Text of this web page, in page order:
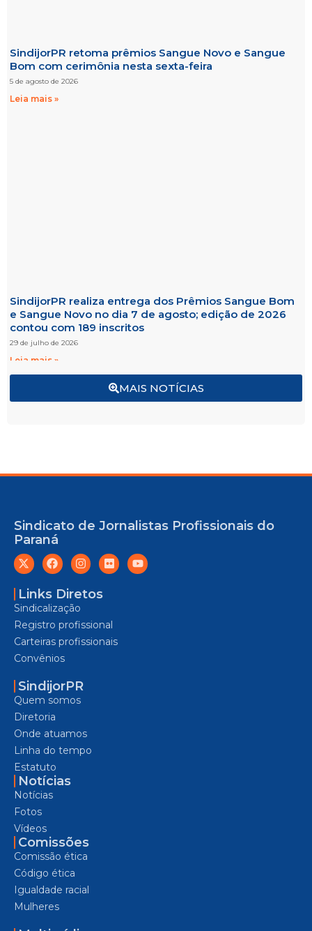
MAIS NOTÍCIAS
SindijorPR retoma prêmios Sangue Novo e Sangue
Bom com cerimônia nesta sexta-feira
5 de agosto de 2026
Leia mais »
SindijorPR realiza entrega dos Prêmios Sangue Bom
e Sangue Novo no dia 7 de agosto; edição de 2026
contou com 189 inscritos
29 de julho de 2026
Leia mais »
Sindicato de Jornalistas Profissionais do
Paraná
Links Diretos
Sindicalização
Registro profissional
Carteiras profissionais
Convênios
SindijorPR
Quem somos
Diretoria
Onde atuamos
Linha do tempo
Estatuto
Notícias
Notícias
Fotos
Vídeos
Comissões
Comissão ética
Código ética
Igualdade racial
Mulheres